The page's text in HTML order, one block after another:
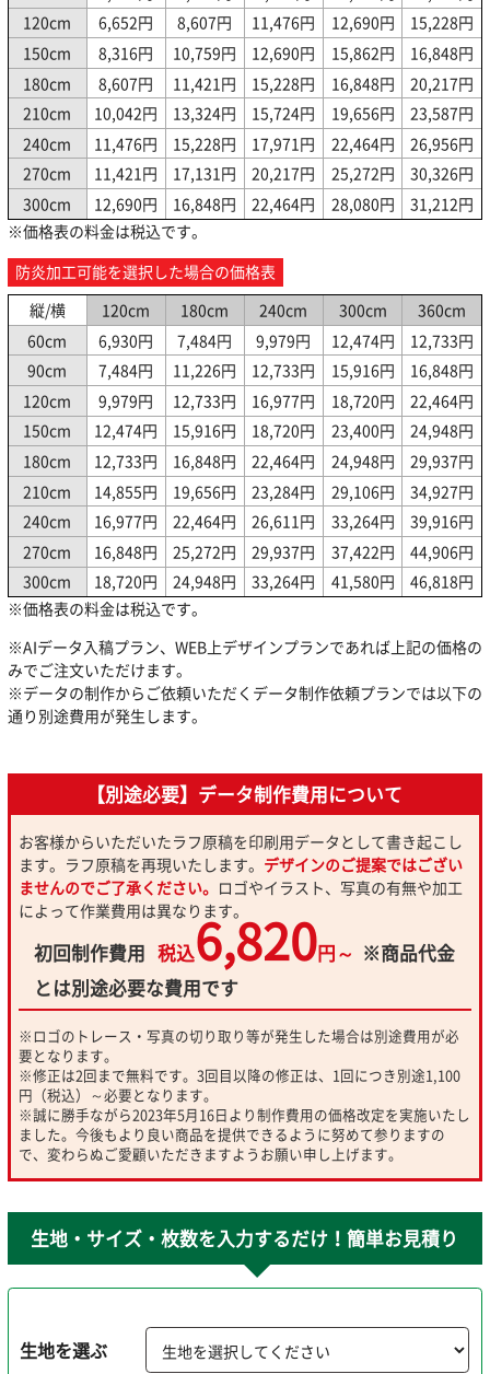
120cm
6,652円 8,607円 11,476円 12,690円
15,228円
150cm
8,316円 10,759円 12,690円 15,862円
16,848円
180cm
8,607円 11,421円 15,228円 16,848円
20,217円
210cm
10,042円 13,324円 15,724円 19,656円
23,587円
240cm
11,476円 15,228円 17,971円 22,464円
26,956円
270cm
11,421円 17,131円 20,217円 25,272円
30,326円
300cm
12,690円 16,848円 22,464円 28,080円
31,212円
※価格表の料金は税込です。
防炎加工可能を選択した場合の価格表
縦/横
120cm 180cm 240cm 300cm
360cm
60cm
6,930円 7,484円 9,979円 12,474円
12,733円
90cm
7,484円 11,226円 12,733円 15,916円
16,848円
120cm
9,979円 12,733円 16,977円 18,720円
22,464円
150cm
12,474円 15,916円 18,720円 23,400円
24,948円
180cm
12,733円 16,848円 22,464円 24,948円
29,937円
210cm
14,855円 19,656円 23,284円 29,106円
34,927円
240cm
16,977円 22,464円 26,611円 33,264円
39,916円
270cm
16,848円 25,272円 29,937円 37,422円
44,906円
300cm
18,720円 24,948円 33,264円 41,580円
46,818円
※価格表の料金は税込です。
※AIデータ入稿プラン、WEB上デザインプランであれば上記の価格の
みでご注文いただけます。
※データの制作からご依頼いただくデータ制作依頼プランでは以下の
通り別途費用が発生します。
【別途必要】データ制作費用について
お客様からいただいたラフ原稿を印刷用データとして書き起こし
ます。ラフ原稿を再現いたします。 デザインのご提案ではござい
ませんのでご了承ください。 ロゴやイラスト、写真の有無や加工
によって作業費用は異なります。
初回制作費用 税込6,820円～ ※商品代金
とは別途必要な費用です
※ロゴのトレース・写真の切り取り等が発生した場合は別途費用が必
要となります。
※修正は2回まで無料です。3回目以降の修正は、1回につき別途1,100
円（税込）～必要となります。
※誠に勝手ながら2023年5月16日より制作費用の価格改定を実施いたし
ました。今後もより良い商品を提供できるように努めて参りますの
で、変わらぬご愛顧いただきますようお願い申し上げます。
生地・サイズ・枚数を入力するだけ！簡単お見積り
生地を選ぶ